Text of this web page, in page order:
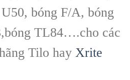
bóng F/A, bóng
TL84….cho các
Tilo hay Xrite